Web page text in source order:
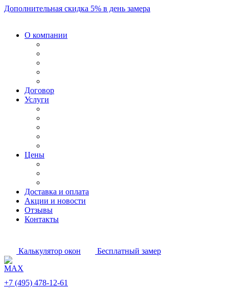
Дополнительная скидка 5% в день замера
О компании
Договор
Услуги
Цены
Доставка и оплата
Акции и новости
Отзывы
Контакты
Калькулятор окон Бесплатный замер
+7 (495) 478-12-61